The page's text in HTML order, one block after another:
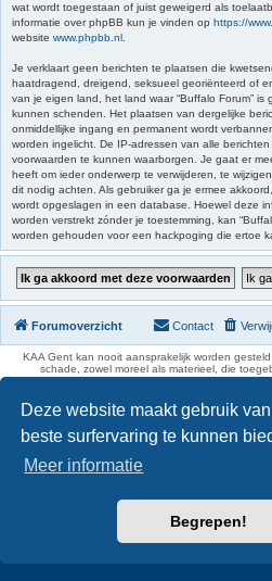
Deze website maakt gebruik
beste surfervaring te kunnen
Meer informatie
Begrepen!
wat wordt toegestaan of juist geweigerd als
informatie over phpBB kun je vinden op https://
website www.phpbb.nl
Je verklaart geen berichten te plaatsen die
haatdragend, dreigend, seksueel georiënteerd of
van je eigen land, het land waar “Buffalo Forum”
kunnen schenden. Het plaatsen van dergelijke
onmiddellijke ingang en permanent wordt
worden ingelicht. De IP-adressen van alle
voorwaarden te kunnen waarborgen. Je gaat er
heeft om ieder onderwerp te verwijderen, te
dit nodig achten. Als gebruiker ga je ermee
wordt opgeslagen in een database. Hoewel deze
worden verstrekt zónder je toestemming, kan
worden gehouden voor een hackpoging die ertoe
Forumoverzicht Contact
KAA Gent kan nooit aansprakelijk worden
schade, zowel moreel als materieel, die
feitelijkheden en daden van derden die
de gegevens vermeld op de website van KAA
geldt inzonderheid voor het forum, waarvan KAA
is dus verantwoordelijk voor zijn uitlatingen op
moderators kunnen niet aansprakelijk gesteld
gebruikers.